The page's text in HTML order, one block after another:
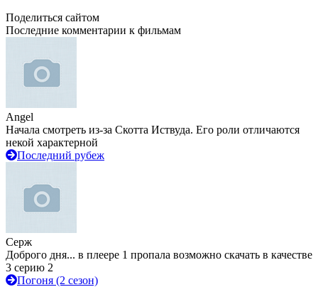
Поделиться сайтом
Последние комментарии к фильмам
Angel
Начала смотреть из-за Скотта Иствуда. Его роли отличаются
некой характерной
Последний рубеж
Серж
Доброго дня... в плеере 1 пропала возможно скачать в качестве
3 серию 2
Погоня (2 сезон)